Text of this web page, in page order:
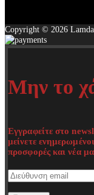
Copyright © 2026
Μην το
Εγγραφείτε στο
μείνετε
προσφορές και νέα